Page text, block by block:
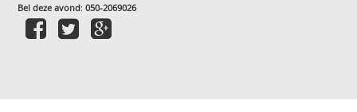
Bel deze avond:050-2069026